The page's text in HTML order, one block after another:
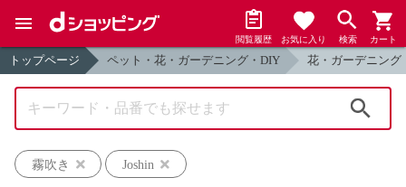
閲覧履歴 お気に入り 検索 カート
トップページ ペット・花・ガーデニング・DIY 花・ガーデニング
霧吹き
Joshin